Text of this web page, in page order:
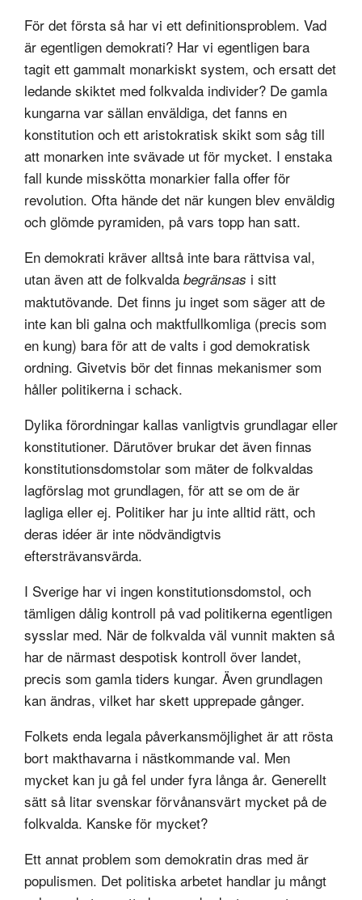
För det första så har vi ett definitionsproblem. Vad
är egentligen demokrati? Har vi egentligen bara
tagit ett gammalt monarkiskt system, och ersatt det
ledande skiktet med folkvalda individer? De gamla
kungarna var sällan enväldiga, det fanns en
konstitution och ett aristokratisk skikt som såg till
att monarken inte svävade ut för mycket. I enstaka
fall kunde misskötta monarkier falla offer för
revolution. Ofta hände det när kungen blev enväldig
och glömde pyramiden, på vars topp han satt.
En demokrati kräver alltså inte bara rättvisa val,
utan även att de folkvalda begränsas i sitt
maktutövande. Det finns ju inget som säger att de
inte kan bli galna och maktfullkomliga (precis som
en kung) bara för att de valts i god demokratisk
ordning. Givetvis bör det finnas mekanismer som
håller politikerna i schack.
Dylika förordningar kallas vanligtvis grundlagar eller
konstitutioner. Därutöver brukar det även finnas
konstitutionsdomstolar som mäter de folkvaldas
lagförslag mot grundlagen, för att se om de är
lagliga eller ej. Politiker har ju inte alltid rätt, och
deras idéer är inte nödvändigtvis
eftersträvansvärda.
I Sverige har vi ingen konstitutionsdomstol, och
tämligen dålig kontroll på vad politikerna egentligen
sysslar med. När de folkvalda väl vunnit makten så
har de närmast despotisk kontroll över landet,
precis som gamla tiders kungar. Även grundlagen
kan ändras, vilket har skett upprepade gånger.
Folkets enda legala påverkansmöjlighet är att rösta
bort makthavarna i nästkommande val. Men
mycket kan ju gå fel under fyra långa år. Generellt
sätt så litar svenskar förvånansvärt mycket på de
folkvalda. Kanske för mycket?
Ett annat problem som demokratin dras med är
populismen. Det politiska arbetet handlar ju mångt